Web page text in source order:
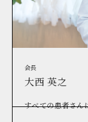
会長
大西 英之
すべての患者さん